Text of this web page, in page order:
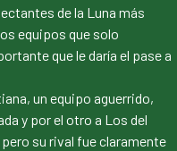
de la Luna más
equipos que solo
que le daría el pase a
un equipo aguerrido,
y por el otro a Los del
su rival fue claramente